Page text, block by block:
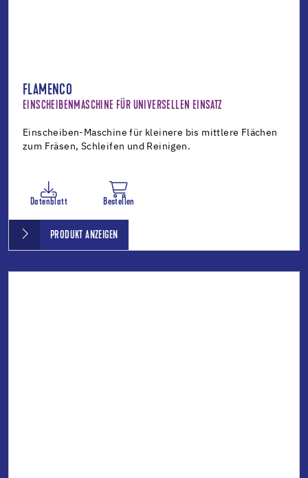
FLAMENCO
EINSCHEIBENMASCHINE FÜR UNIVERSELLEN EINSATZ
Einscheiben-Maschine für kleinere bis mittlere Flächen
zum Fräsen, Schleifen und Reinigen.
Datenblatt Bestellen
PRODUKT ANZEIGEN